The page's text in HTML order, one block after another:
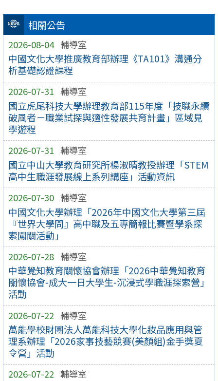
相關公告
2026-08-04 輔導室
中國文化大學推廣教育部辦理《TA101》溝通分
析基礎認證課程
2026-07-31 輔導室
國立虎尾科技大學辦理教育部115年度「技職永續
破風者－職業試探與適性發展共育計畫」區域見
學遊程
2026-07-31 輔導室
國立中山大學教育研究所楊淑晴教授辦理「STEM
高中生職涯發展線上系列講座」活動資訊
2026-07-30 輔導室
中國文化大學辦理「2026年中國文化大學第三屆
『世界大學問』高中職及五專簡報比賽暨學系探
索闖關活動」
2026-07-28 輔導室
中華覺知教育關懷協會辦理「2026中華覺知教育
關懷協會-成大一日大學生-沉浸式學職涯探索營」
活動
2026-07-22 輔導室
萬能學校財團法人萬能科技大學化妝品應用與管
理系辦理「2026家事技藝競賽(美顏組)金手獎夏
令營」活動
2026-07-22 輔導室